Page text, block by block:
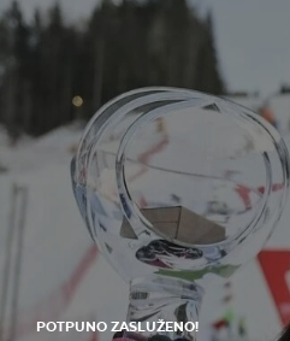
POTPUNO ZASLUŽENO!